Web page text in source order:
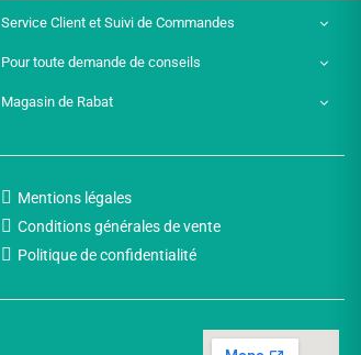
Service Client et Suivi de Commandes
Pour toute demande de conseils
Magasin de Rabat
Mentions légales
Conditions générales de vente
Politique de confidentialité